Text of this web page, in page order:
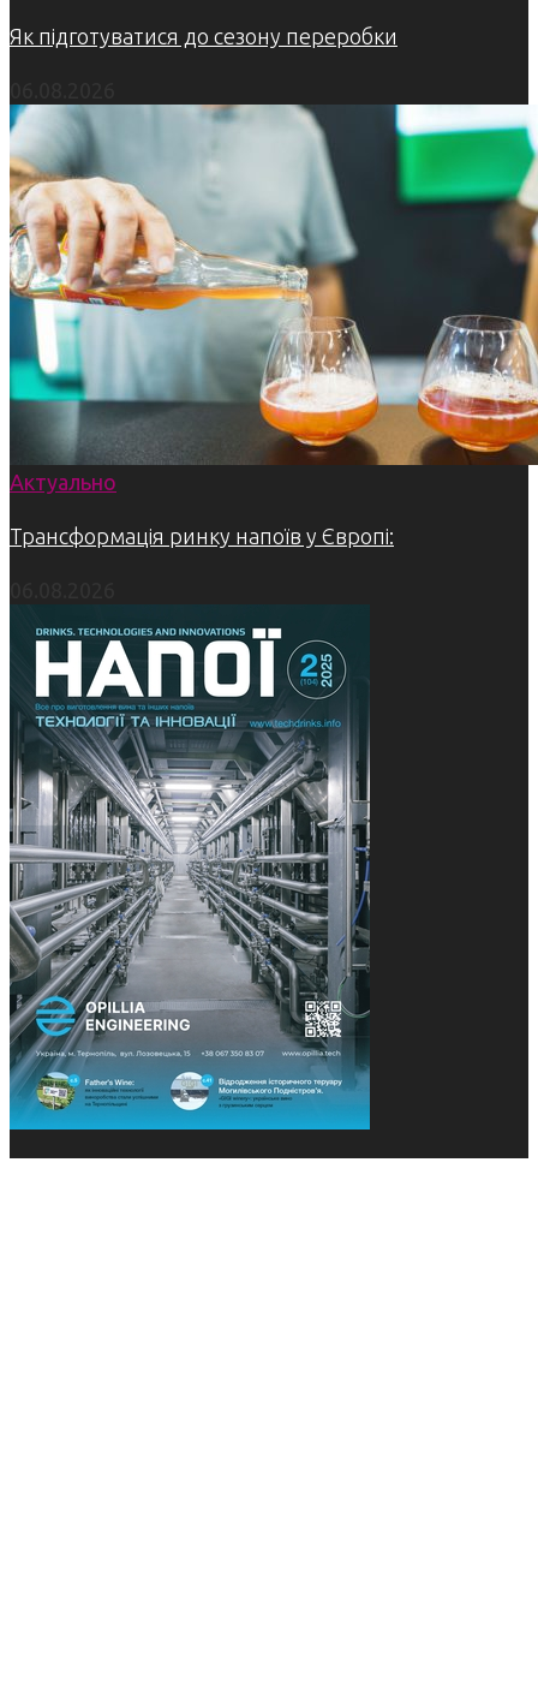
Як підготуватися до сезону переробки
Актуально
Трансформація ринку напоїв у Європі: